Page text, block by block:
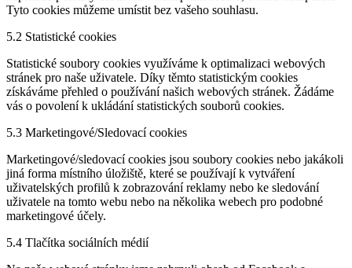
Tyto cookies můžeme umístit bez vašeho souhlasu.
5.2 Statistické cookies
Statistické soubory cookies využíváme k optimalizaci webových
stránek pro naše uživatele. Díky těmto statistickým cookies
získáváme přehled o používání našich webových stránek. Žádáme
vás o povolení k ukládání statistických souborů cookies.
5.3 Marketingové/Sledovací cookies
Marketingové/sledovací cookies jsou soubory cookies nebo jakákoli
jiná forma místního úložiště, které se používají k vytváření
uživatelských profilů k zobrazování reklamy nebo ke sledování
uživatele na tomto webu nebo na několika webech pro podobné
marketingové účely.
5.4 Tlačítka sociálních médií